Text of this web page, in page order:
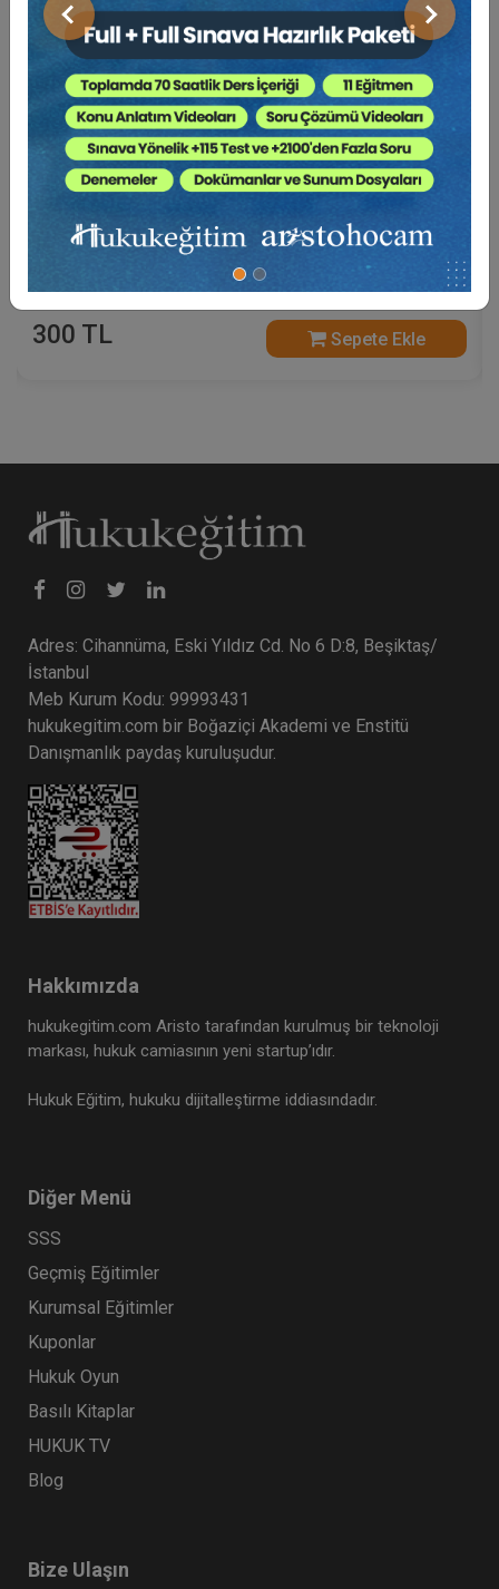
Önceki Sonraki
Güncel Yargı Kararları Işığında Malpraktis
Davaları Video Eğitimi
300 TL Sepete Ekle
Adres: Cihannüma, Eski Yıldız Cd. No 6 D:8, Beşiktaş/
İstanbul
Meb Kurum Kodu: 99993431
hukukegitim.com bir Boğaziçi Akademi ve Enstitü
Danışmanlık paydaş kuruluşudur.
Hakkımızda
hukukegitim.com Aristo tarafından kurulmuş bir teknoloji
markası, hukuk camiasının yeni startup’ıdır.
Hukuk Eğitim, hukuku dijitalleştirme iddiasındadır.
Diğer Menü
SSS
Geçmiş Eğitimler
Kurumsal Eğitimler
Kuponlar
Hukuk Oyun
Basılı Kitaplar
HUKUK TV
Blog
Bize Ulaşın